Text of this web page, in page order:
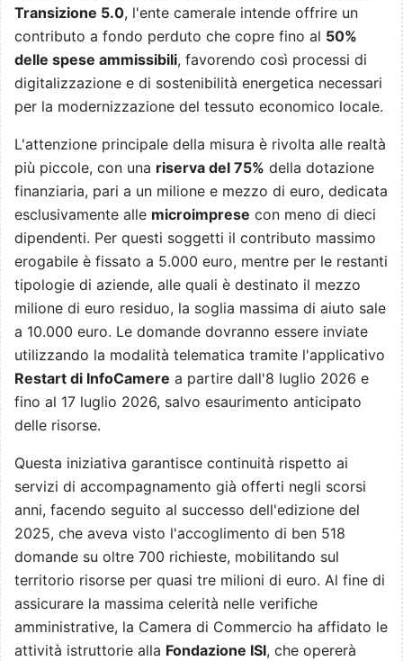
Transizione 5.0, l'ente camerale intende offrire un
contributo a fondo perduto che copre fino al 50%
delle spese ammissibili, favorendo così processi di
digitalizzazione e di sostenibilità energetica necessari
per la modernizzazione del tessuto economico locale.
L'attenzione principale della misura è rivolta alle realtà
più piccole, con una riserva del 75% della dotazione
finanziaria, pari a un milione e mezzo di euro, dedicata
esclusivamente alle microimprese con meno di dieci
dipendenti. Per questi soggetti il contributo massimo
erogabile è fissato a 5.000 euro, mentre per le restanti
tipologie di aziende, alle quali è destinato il mezzo
milione di euro residuo, la soglia massima di aiuto sale
a 10.000 euro. Le domande dovranno essere inviate
utilizzando la modalità telematica tramite l'applicativo
Restart di InfoCamere a partire dall'8 luglio 2026 e
fino al 17 luglio 2026, salvo esaurimento anticipato
delle risorse.
Questa iniziativa garantisce continuità rispetto ai
servizi di accompagnamento già offerti negli scorsi
anni, facendo seguito al successo dell'edizione del
2025, che aveva visto l'accoglimento di ben 518
domande su oltre 700 richieste, mobilitando sul
territorio risorse per quasi tre milioni di euro. Al fine di
assicurare la massima celerità nelle verifiche
amministrative, la Camera di Commercio ha affidato le
attività istruttorie alla Fondazione ISI, che opererà